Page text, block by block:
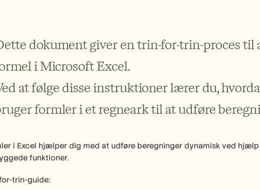
dokument giver en trin-for-trin-proces til
i Microsoft Excel.
at følge disse instruktioner lærer du,
formler i et regneark til at udføre
i Excel hjælper dig med at udføre beregninger dynamisk ved
funktioner.
trin-guide: